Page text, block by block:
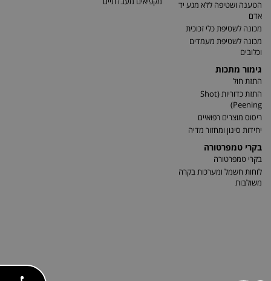
הטענה ושטיפה ללא מגע יד
אדם
מכונה לשטיפת כלי זכוכית
מכונה לשטיפת מעמדים
וכלובים
גימור מתכות
התזת חול
התזת כדוריות (Shot
Peening)
ריסוס מוצרים רפואיים
יחידות סינון ומחזור מדיה
בקרי טמפרטורה
בקרי טמפרטורה
לוחות חשמל ומערכות בקרה
משולבות